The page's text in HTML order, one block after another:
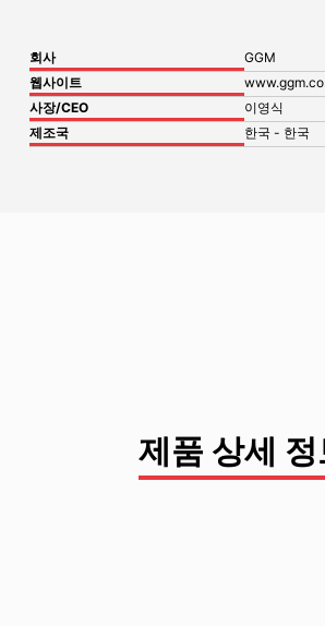
회사
GGM
웹사이트
사장/CEO
이영식
제조국
한국 - 한국
제품 상세 정